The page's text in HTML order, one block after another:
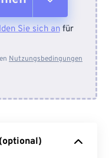
Sie sich anfür
Nutzungsbedingungen